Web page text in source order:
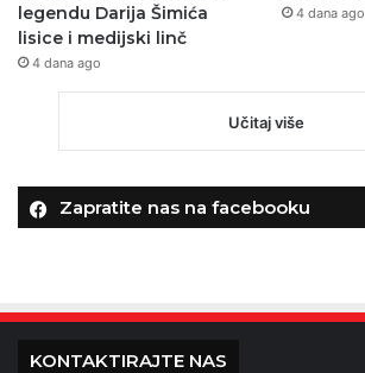
legendu Darija Šimića
lisice i medijski linč
4 dana ago
4 dana ago
Učitaj više
Zapratite nas na facebooku
KONTAKTIRAJTE NAS